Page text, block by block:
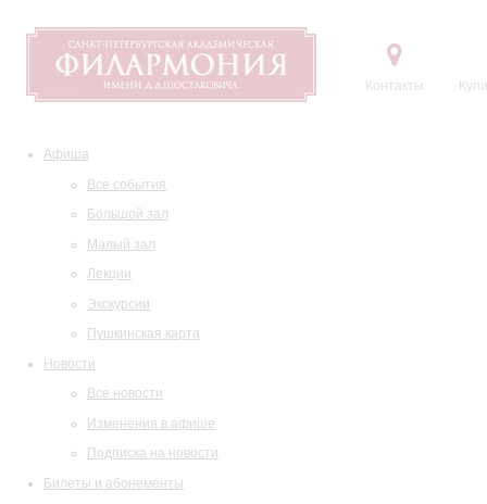
Контакты
Афиша
Все события
Большой зал
Малый зал
Лекции
Экскурсии
Пушкинская карта
Новости
Все новости
Изменения в афише
Подписка на новости
Билеты и абонементы